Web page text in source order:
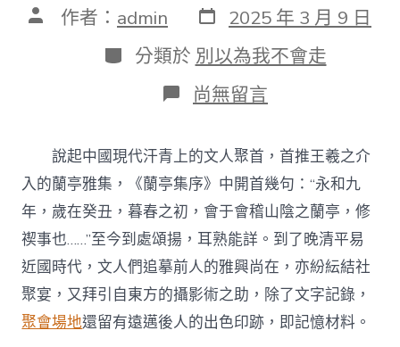
文 作者： admin 發
表
日
期
2025 年 3 月 9 日
分
類
分類於 別以為我不會走
在
〈星
的
一
次
雅
集
–
文
史
–
中
國
尚無留言
說起中國現代汗青上的文人聚首，首推王羲之介
入的蘭亭雅集，《蘭亭集序》中開首幾句：“永和九
年，歲在癸丑，暮春之初，會于會稽山陰之蘭亭，修
禊事也……”至今到處頌揚，耳熟能詳。到了晚清平易
近國時代，文人們追摹前人的雅興尚在，亦紛紜結社
聚宴，又拜引自東方的攝影術之助，除了文字記錄，
聚會場地還留有遠邁後人的出色印跡，即記憶材料。